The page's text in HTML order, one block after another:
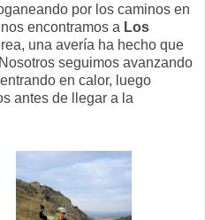
por los caminos en
encontramos a Los
una avería ha hecho que
seguimos avanzando
en calor, luego
antes de llegar a la